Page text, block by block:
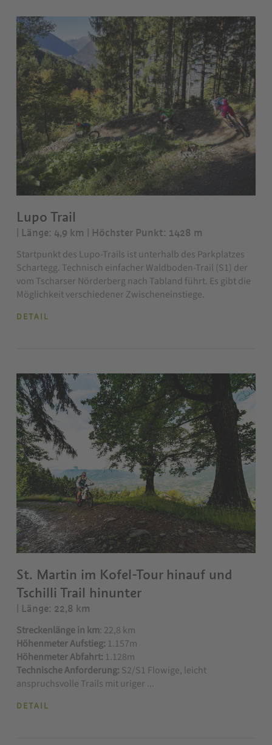
Lupo Trail
| Länge: 4,9 km | Höchster Punkt: 1428 m
Startpunkt des Lupo-Trails ist unterhalb des Parkplatzes
Schartegg. Technisch einfacher Waldboden-Trail (S1) der
vom Tscharser Nörderberg nach Tabland führt. Es gibt die
Möglichkeit verschiedener Zwischeneinstiege.
DETAIL
St. Martin im Kofel-Tour hinauf und
Tschilli Trail hinunter
| Länge: 22,8 km
Streckenlänge in km: 22,8 km
Höhenmeter Aufstieg: 1.157m
Höhenmeter Abfahrt: 1.128m
Technische Anforderung: S2/S1 Flowige, leicht
anspruchsvolle Trails mit uriger ...
DETAIL